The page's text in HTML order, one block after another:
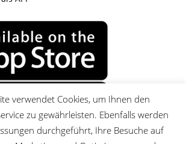
verwendet Cookies, um Ihnen den
zu gewährleisten. Ebenfalls werden
durchgeführt, Ihre Besuche auf